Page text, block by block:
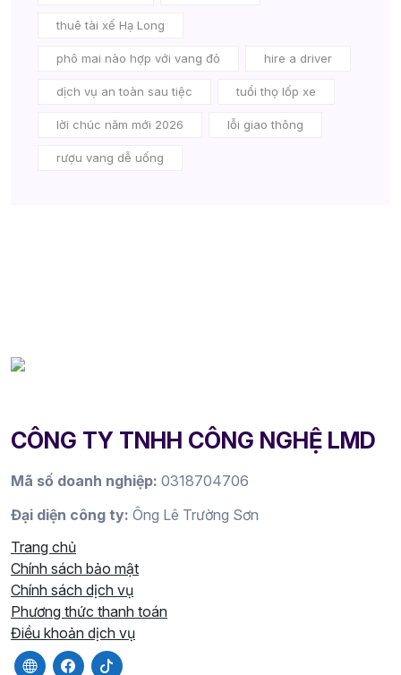
thuê tài xế Hạ Long
phô mai nào hợp với vang đỏ hire a driver
dịch vụ an toàn sau tiệc tuổi thọ lốp xe
lời chúc năm mới 2026 lỗi giao thông
rượu vang dễ uống
CÔNG TY TNHH CÔNG NGHỆ LMD
Mã số doanh nghiệp: 0318704706
Đại diện công ty: Ông Lê Trường Sơn
Trang chủ
Chính sách bảo mật
Chính sách dịch vụ
Phương thức thanh toán
Điều khoản dịch vụ